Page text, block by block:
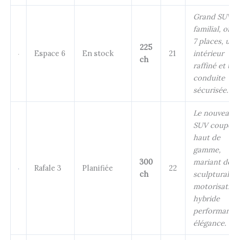
Espace 6 En stock
225
ch
21
Grand
familial,
7 places,
intérieur
raffiné et
conduite
sécurisée.
Rafale 3 Planifiée
300
ch
22
Le
SUV
haut de
gamme,
mariant
hybride
élégance.